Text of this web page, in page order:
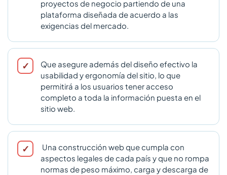
proyectos de negocio partiendo de una
plataforma diseñada de acuerdo a las
exigencias del mercado.
Que asegure además del diseño efectivo la
usabilidad y ergonomía del sitio, lo que
permitirá a los usuarios tener acceso
completo a toda la información puesta en el
sitio web.
Una construcción web que cumpla con
aspectos legales de cada país y que no rompa
normas de peso máximo, carga y descarga de